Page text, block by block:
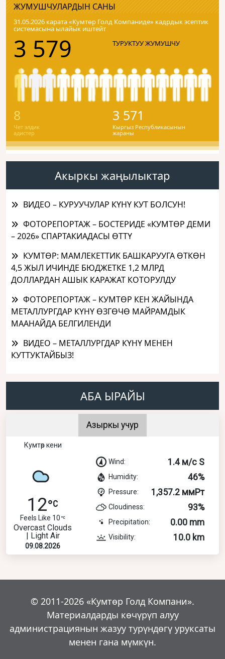
ЖУМУШЧУЛАРДЫН САНЫ
31.05.2026 карата «Кумтɵр Голд Компаниде» кадрдык эсептик
системасына ылайык иштейт
3 579 ТУРУКТУУ ЖУМУШЧУ
8
Чет элдик
адистер
3 571
Кыргыз Республикасынын
жараны
Акыркы жаңылыктар
ВИДЕО – КУРУУЧУЛАР КҮНҮ КУТ БОЛСУН!
ФОТОРЕПОРТАЖ – БОСТЕРИДЕ «КУМТӨР ДЕМИ
– 2026» СПАРТАКИАДАСЫ ӨТТҮ
КУМТӨР: МАМЛЕКЕТТИК БАШКАРУУГА ӨТКӨН
4,5 ЖЫЛ ИЧИНДЕ БЮДЖЕТКЕ 1,2 МЛРД
ДОЛЛАРДАН АШЫК КАРАЖАТ КОТОРУЛДУ
ФОТОРЕПОРТАЖ – КУМТӨР КЕН ЖАЙЫНДА
МЕТАЛЛУРГДАР КҮНҮ ӨЗГӨЧӨ МАЙРАМДЫК
МААНАЙДА БЕЛГИЛЕНДИ
ВИДЕО – МЕТАЛЛУРГДАР КҮНҮ МЕНЕН
КУТТУКТАЙБЫЗ!
АБА ЫРАЙЫ
Азыркы учур
Кумтөр кени
12
Feels Like 10
Overcast Clouds
| Light Air
09.08.2026
Wind: 1.4 м/с S
Humidity: 46%
Pressure: 1,357.2 ммРт
Cloudiness: 93%
Precipitation: 0.00 mm
Visibility: 10.0 km
© 2011-2026 «Кумтөр Голд Компани».
Материалдарды көчүрүп алуу
администрациянын жазуу турүндөгү уруксаты
менен гана мүмкүн.